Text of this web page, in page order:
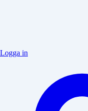
Logga in